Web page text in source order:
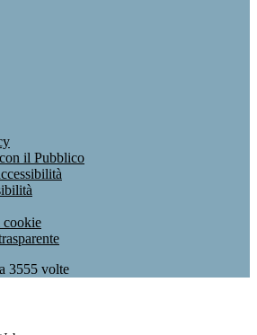
il Pubblico
cookie
3555 volte